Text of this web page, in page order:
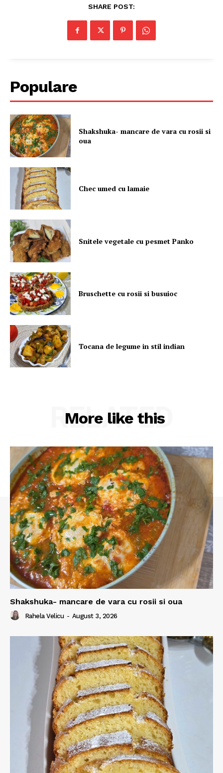
SHARE POST:
Populare
Shakshuka- mancare de vara cu rosii si
oua
Chec umed cu lamaie
Snitele vegetale cu pesmet Panko
Bruschette cu rosii si busuioc
Tocana de legume in stil indian
More like this
RELATED
Shakshuka- mancare de vara cu rosii si oua
Rahela Velicu - August 3, 2026